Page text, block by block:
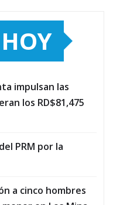
impulsan las
los RD$81,475
PRM por la
a cinco hombres